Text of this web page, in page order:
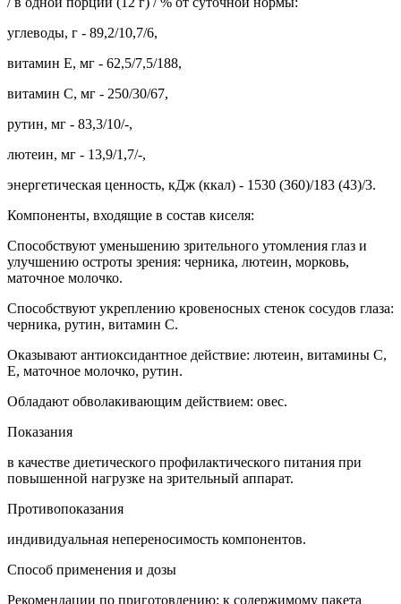
углеводы, г - 89,2/10,7/6,
витамин Е, мг - 62,5/7,5/188,
витамин С, мг - 250/30/67,
рутин, мг - 83,3/10/-,
лютеин, мг - 13,9/1,7/-,
энергетическая ценность, кДж (ккал) - 1530 (360)/183 (43)/3.
Компоненты, входящие в состав киселя:
Способствуют уменьшению зрительного утомления глаз и
улучшению остроты зрения: черника, лютеин, морковь,
маточное молочко.
Способствуют укреплению кровеносных стенок сосудов глаза:
черника, рутин, витамин С.
Оказывают антиоксидантное действие: лютеин, витамины С,
Е, маточное молочко, рутин.
Обладают обволакивающим действием: овес.
Показания
в качестве диетического профилактического питания при
повышенной нагрузке на зрительный аппарат.
Противопоказания
индивидуальная непереносимость компонентов.
Способ применения и дозы
Рекомендации по приготовлению: к содержимому пакета